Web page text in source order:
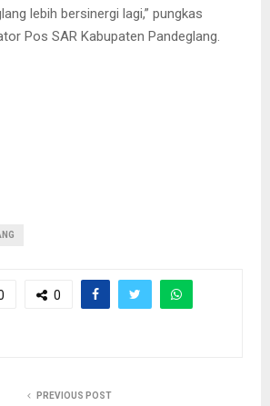
lebih bersinergi lagi,” pungkas
Pos SAR Kabupaten Pandeglang.
0
PREVIOUS POST